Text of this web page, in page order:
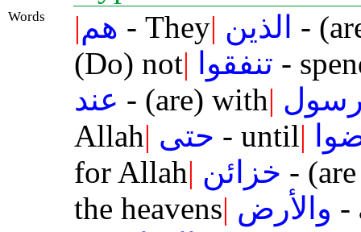
Words |هم - They| الذين -
(Do) not| تنفقوا -
عند - (are) with|
Allah| حتى - until|
for Allah| خزائن -
the heavens| والأرض -